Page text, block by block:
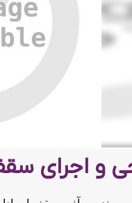
و اجرای